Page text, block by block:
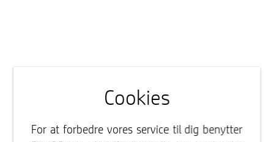
Cookies
For at forbedre vores service til dig benytter